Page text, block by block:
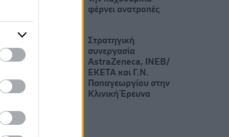
φέρνει ανατροπές
Στρατηγική
συνεργασία
AstraZeneca, ΙΝΕΒ/
ΕΚΕΤΑ και Γ.Ν.
Παπαγεωργίου στην
Κλινική Έρευνα